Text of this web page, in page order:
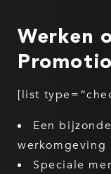
Werken
[list
Een
werkomgeving
Speciale